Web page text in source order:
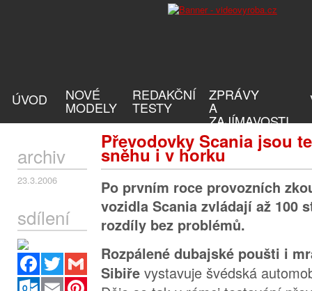
ÚVOD NOVÉ
MODELY
REDAKČNÍ
TESTY
ZPRÁVY
A
ZAJÍMAVOSTI
Převodovky Scania jsou
sněhu i v horku
archiv
23.3.2006
sdílení
Facebook
Twitter
Gmail
Outlook.com
Email
Pinterest
Po prvním roce provozních
vozidla Scania zvládají až 100
rozdíly bez problémů.
Rozpálené dubajské poušti i
Sibiře vystavuje švédská